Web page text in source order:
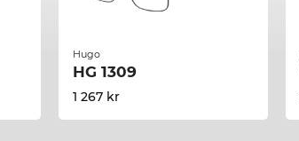
Hugo
HG 1309
1 267 kr